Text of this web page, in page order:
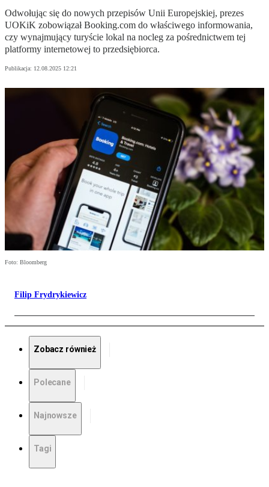
Odwołując się do nowych przepisów Unii Europejskiej, prezes
UOKiK zobowiązał Booking.com do właściwego informowania,
czy wynajmujący turyście lokal na nocleg za pośrednictwem tej
platformy internetowej to przedsiębiorca.
Publikacja: 12.08.2025 12:21
Foto: Bloomberg
Filip Frydrykiewicz
Zobacz również
Polecane
Najnowsze
Tagi